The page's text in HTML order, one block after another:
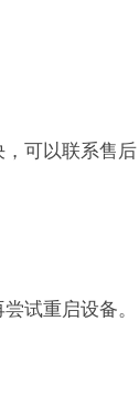
可以联系售后
试重启设备。